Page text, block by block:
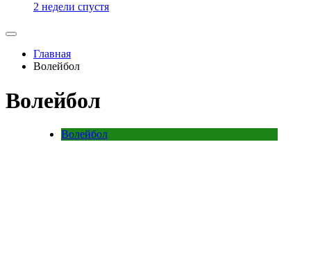
2 недели спустя
Главная
Волейбол
Волейбол
Волейбол